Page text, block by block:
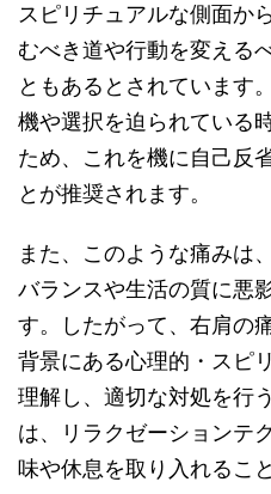
スピリチュアルな側面か
むべき道や行動を変える
ともあるとされています
機や選択を迫られている
ため、これを機に自己反
とが推奨されます。
また、このような痛みは
バランスや生活の質に悪
す。したがって、右肩の
背景にある心理的・スピ
理解し、適切な対処を行
は、リラクゼーションテ
味や休息を取り入れるこ